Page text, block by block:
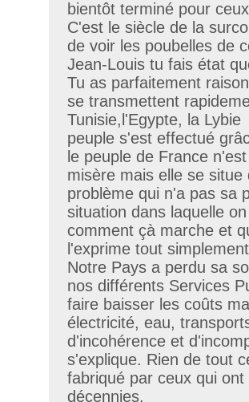
bientôt terminé pour
C'est le siècle de la
de voir les poubelles de
Jean-Louis tu fais état
Tu as parfaitement
se transmettent
Tunisie,l'Egypte, la
peuple s'est effectué
le peuple de France
misère mais elle se
problème qui n'a pas sa
situation dans laquelle
comment çà marche et
l'exprime tout
Notre Pays a perdu sa
nos différents Services
faire baisser les coûts
électricité, eau,
d'incohérence et
s'explique. Rien de tout
fabriqué par ceux qui
décennies.